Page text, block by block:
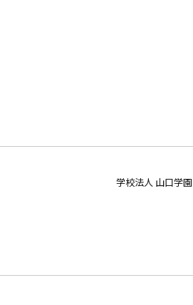
学校法人 山口学園